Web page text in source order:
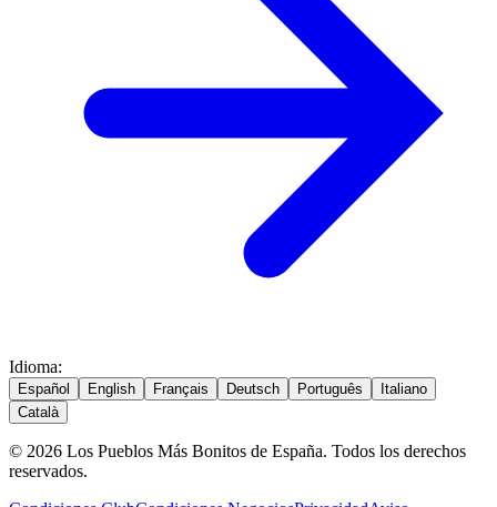
Idioma:
Español English Français Deutsch Português
Italiano
Català
© 2026 Los Pueblos Más Bonitos de España. Todos los derechos
reservados.